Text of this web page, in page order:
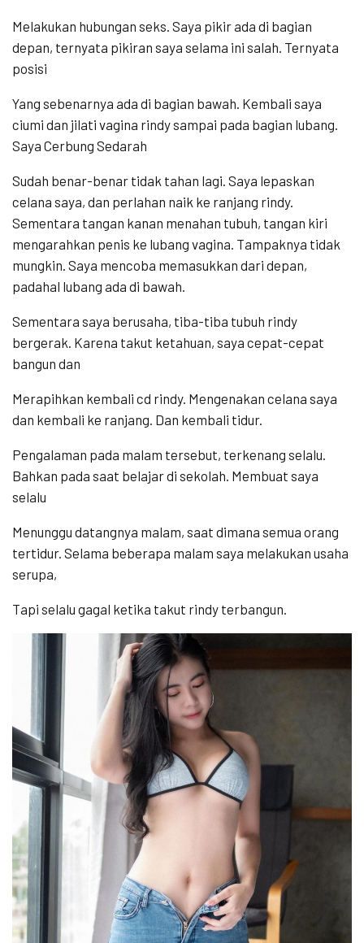
Melakukan hubungan seks. Saya pikir ada di bagian
depan, ternyata pikiran saya selama ini salah. Ternyata
posisi
Yang sebenarnya ada di bagian bawah. Kembali saya
ciumi dan jilati vagina rindy sampai pada bagian lubang.
Saya Cerbung Sedarah
Sudah benar-benar tidak tahan lagi. Saya lepaskan
celana saya, dan perlahan naik ke ranjang rindy.
Sementara tangan kanan menahan tubuh, tangan kiri
mengarahkan penis ke lubang vagina. Tampaknya tidak
mungkin. Saya mencoba memasukkan dari depan,
padahal lubang ada di bawah.
Sementara saya berusaha, tiba-tiba tubuh rindy
bergerak. Karena takut ketahuan, saya cepat-cepat
bangun dan
Merapihkan kembali cd rindy. Mengenakan celana saya
dan kembali ke ranjang. Dan kembali tidur.
Pengalaman pada malam tersebut, terkenang selalu.
Bahkan pada saat belajar di sekolah. Membuat saya
selalu
Menunggu datangnya malam, saat dimana semua orang
tertidur. Selama beberapa malam saya melakukan usaha
serupa,
Tapi selalu gagal ketika takut rindy terbangun.